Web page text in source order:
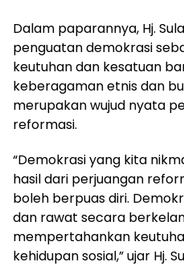
Dalam paparannya, Hj.
penguatan demokrasi
keutuhan dan kesatuan
keberagaman etnis dan
merupakan wujud nyata
reformasi.
“Demokrasi yang kita
hasil dari perjuangan
boleh berpuas diri.
dan rawat secara
mempertahankan
kehidupan sosial,” ujar Hj.